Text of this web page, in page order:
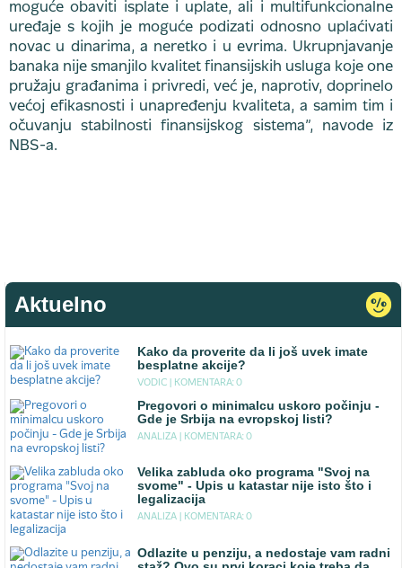
moguće obaviti isplate i uplate, ali i multifunkcionalne
uređaje s kojih je moguće podizati odnosno uplaćivati
novac u dinarima, a neretko i u evrima. Ukrupnjavanje
banaka nije smanjilo kvalitet finansijskih usluga koje one
pružaju građanima i privredi, već je, naprotiv, doprinelo
većoj efikasnosti i unapređenju kvaliteta, a samim tim i
očuvanju stabilnosti finansijskog sistema”, navode iz
NBS-a.
Aktuelno
Kako da proverite da li još uvek imate
besplatne akcije?
VODIC | KOMENTARA: 0
Pregovori o minimalcu uskoro počinju -
Gde je Srbija na evropskoj listi?
ANALIZA | KOMENTARA: 0
Velika zabluda oko programa "Svoj na
svome" - Upis u katastar nije isto što i
legalizacija
ANALIZA | KOMENTARA: 0
Odlazite u penziju, a nedostaje vam radni